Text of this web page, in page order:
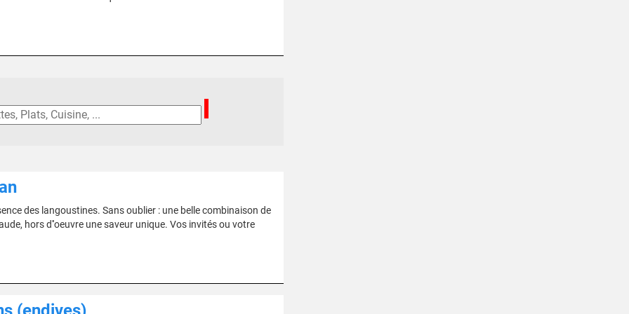
des langoustines. Sans oublier : une belle combinaison de
hors d''oeuvre une saveur unique. Vos invités ou votre